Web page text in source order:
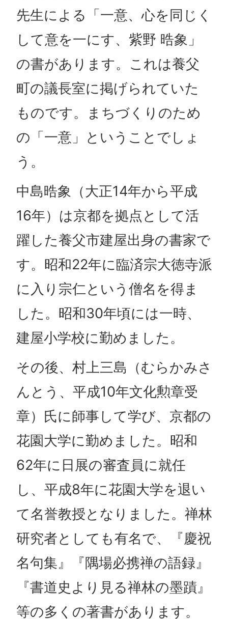
先生による「一意、心を同じく
して意を一にす、紫野 晧象」
の書があります。これは養父
町の議長室に掲げられていた
ものです。まちづくりのため
の「一意」ということでしょ
う。
中島晧象（大正14年から平成
16年）は京都を拠点として活
躍した養父市建屋出身の書家で
す。昭和22年に臨済宗大徳寺派
に入り宗仁という僧名を得ま
した。昭和30年頃には一時、
建屋小学校に勤めました。
その後、村上三島（むらかみさ
んとう、平成10年文化勲章受
章）氏に師事して学び、京都の
花園大学に勤めました。昭和
62年に日展の審査員に就任
し、平成8年に花園大学を退い
て名誉教授となりました。禅林
研究者としても有名で、『慶祝
名句集』『隅場必携禅の語録』
『書道史より見る禅林の墨蹟』
等の多くの著書があります。